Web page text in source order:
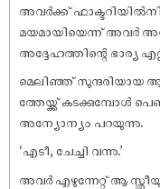
അവർക്ക്
മയമായിയെന്ന് അവർ
അദ്ദേഹത്തിന്റെ ഭാര്യ
മെലിഞ്ഞ് സുന്ദരിയായ ആ
ത്തേയ്ക്ക് കടക്കുമ്പോൾ
അന്യോന്യം പറയുന്നു.
‘എടീ, ചേച്ചി വന്നു.’
അവർ എഴുന്നേറ്റ് ആ